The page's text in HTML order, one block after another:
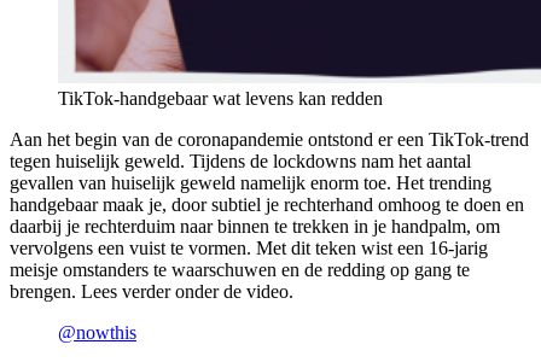
TikTok-handgebaar wat levens kan redden
Aan het begin van de coronapandemie ontstond er een TikTok-trend
tegen huiselijk geweld. Tijdens de lockdowns nam het aantal
gevallen van huiselijk geweld namelijk enorm toe. Het trending
handgebaar maak je, door subtiel je rechterhand omhoog te doen en
daarbij je rechterduim naar binnen te trekken in je handpalm, om
vervolgens een vuist te vormen. Met dit teken wist een 16-jarig
meisje omstanders te waarschuwen en de redding op gang te
brengen. Lees verder onder de video.
@nowthis